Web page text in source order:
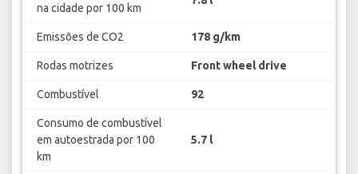
na cidade por 100 km
Emissões de CO2 178 g/km
Rodas motrizes Front wheel drive
Combustível 92
Consumo de combustível
em autoestrada por 100
km
5.7 l